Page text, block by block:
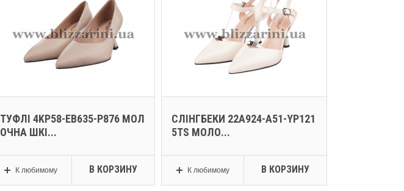
ТУФЛІ 4KP58-EB635-P876 МОЛ
ОЧНА ШКІ...
К любимому В КОРЗИНУ
СЛІНГБЕКИ 22A924-A51-YP121
5TS МОЛО...
К любимому В КОРЗИНУ